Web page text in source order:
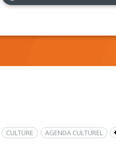
AGENDA CULTUREL
CULTURE